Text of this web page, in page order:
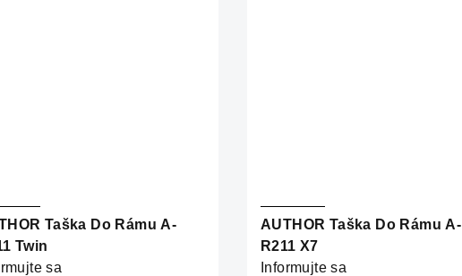
Taška Do Rámu A-
Twin
sa
AUTHOR Taška Do Rámu A-
R211 X7
Informujte sa